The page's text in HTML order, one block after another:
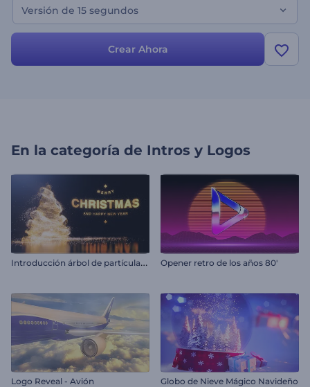
palabras por todo el mundo hoy mismo. ¡Pruebe gratis! Esta es la
Versión de 15 segundos
Crear Ahora
En la categoría de Intros y Logos
I
ntroducción árbol de partículas brillantes Opener retro de los años 80'
Logo Reveal - Avión Globo de Nieve Mágico Navideño